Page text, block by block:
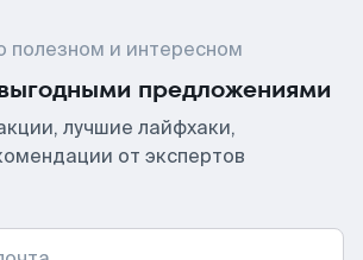
полезном и интересном
предложениями
лучшие лайфхаки,
от экспертов